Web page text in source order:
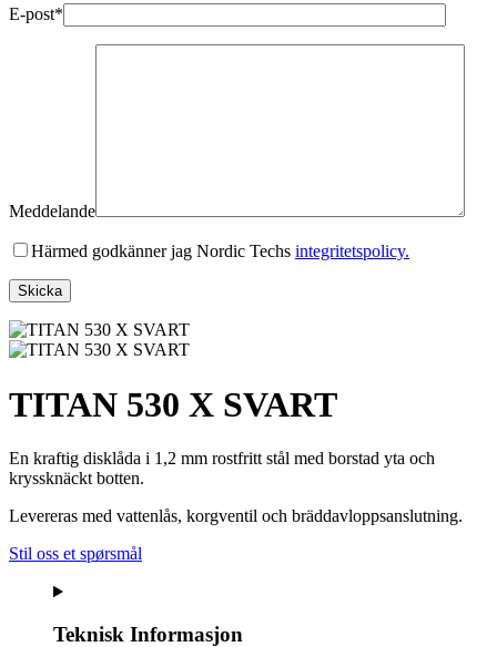
E-post*
Meddelande
Härmed godkänner jag Nordic Techs integritetspolicy.
TITAN 530 X SVART
En kraftig disklåda i 1,2 mm rostfritt stål med borstad yta och
kryssknäckt botten.
Levereras med vattenlås, korgventil och bräddavloppsanslutning.
Stil oss et spørsmål
Teknisk Informasjon